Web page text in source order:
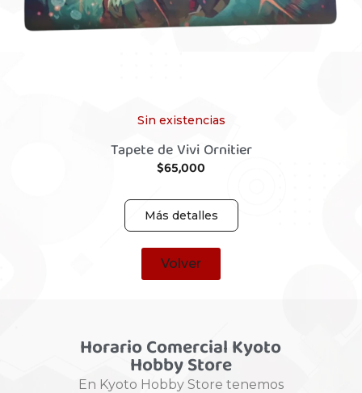
Sin existencias
Tapete de Vivi Ornitier
$65,000
Más detalles
Volver
Horario Comercial Kyoto
Hobby Store
En Kyoto Hobby Store tenemos